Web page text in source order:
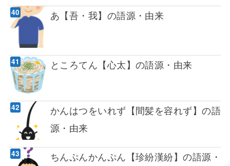
あ【吾・我】の語源・由来
ところてん【心太】の語源・由来
かんはつをいれず【間髪を容れず】の語
源・由来
ちんぷんかんぷん【珍紛漢紛】の語源・